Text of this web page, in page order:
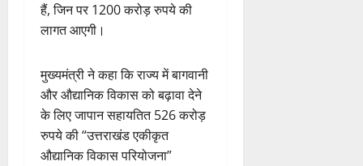
हैं, जिन पर 1200 करोड़ रुपये की
लागत आएगी।
मुख्यमंत्री ने कहा कि राज्य में बागवानी
और औद्यानिक विकास को बढ़ावा देने
के लिए जापान सहायतित 526 करोड़
रुपये की “उत्तराखंड एकीकृत
औद्यानिक विकास परियोजना”